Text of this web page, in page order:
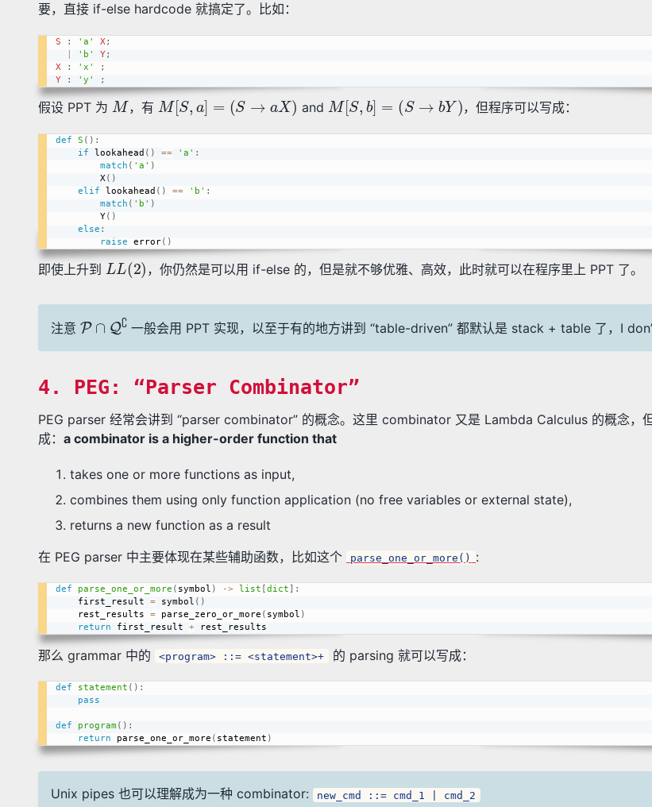
要，直接 if-else hardcode 就搞定了。比如：
S : 'a' X;
'b' Y;
X
: 'x'
;
Y
: 'y' ;
假设 PPT 为 M ，有 M[S,a]=( S→ and M[S, b] S → ) ，但程序可以写成：
def S ( ) :
if lookahead ( ) == 'a' :
match ( 'a' )
        X
( )
elif lookahead ( ) == 'b' :
match ( 'b' )
        Y
( )
else :
raise error( )
即使上升到 LL(2) ，你仍然是可以用 if-else 的，但是就不够优雅、高效，此时就可以在程序里上 PPT 了。
注意 P∩Q∁ 一般会用 PPT 实现，以至于有的地方讲到 “table-driven” 都默认是 stack + table 了，I
4. PEG: “Parser Combinator”
PEG parser 经常会讲到 “parser combinator” 的概念。这里 combinator 又是 Lambda Calculus 的概念，
成： a combinator is a higher-order function that
takes one or more functions as input,
combines them using only function application (no free variables or external state),
returns a new function as a result
在 PEG parser 中主要体现在某些辅助函数，比如这个
parse_one_or_more() :
def parse_one_or_more ( symbol ) -> list dict
:
    first_result
= symbol ( )
    rest_results
= parse_zero_or_more ( symbol )
return first_result +
那么 grammar 中的 <program> ::= <statement>+ 的 parsing 就可以写成：
def statement ( ) :
pass
def program ( ) :
return parse_one_or_more ( statement )
Unix pipes 也可以理解成为一种 combinator: new_cmd ::= cmd_1 | cmd_2